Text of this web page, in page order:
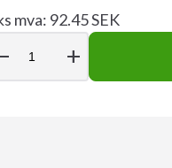
mva: 92.45 SEK
add